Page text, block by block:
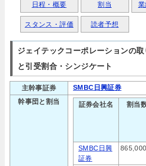
日程・概要 割当
スタンス・評価 読者予想
ジェイテックコーポレーションの
と引受割合・シンジケート
主幹事証券
SMBC日興証券
幹事団と割当
証券会社名 割当
SMBC日興
証券